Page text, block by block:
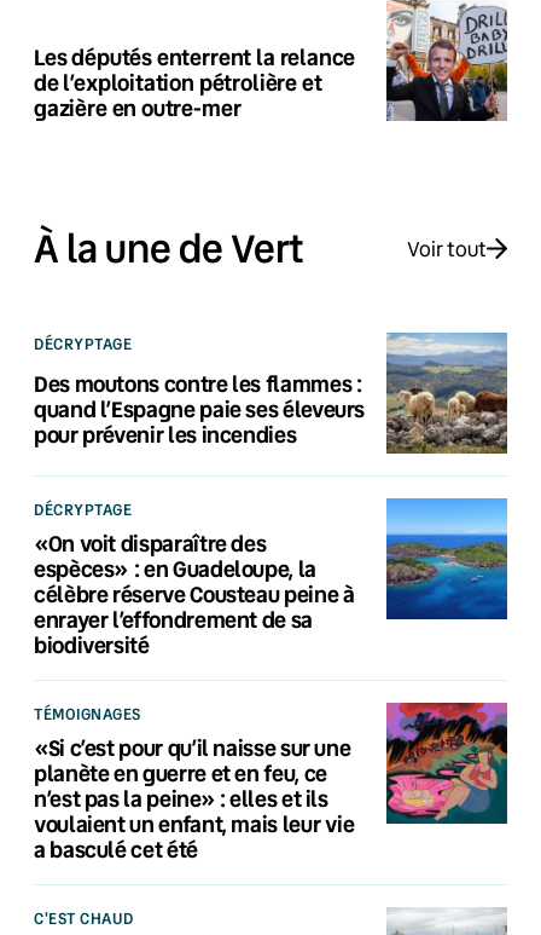
Les députés enterrent la relance
de l’exploitation pétrolière et
gazière en outre-mer
À la une de Vert Voir tout
DÉCRYPTAGE
Des moutons contre les flammes :
quand l’Espagne paie ses éleveurs
pour prévenir les incendies
DÉCRYPTAGE
«On voit disparaître des
espèces» : en Guadeloupe, la
célèbre réserve Cousteau peine à
enrayer l’effondrement de sa
biodiversité
TÉMOIGNAGES
«Si c’est pour qu’il naisse sur une
planète en guerre et en feu, ce
n’est pas la peine» : elles et ils
voulaient un enfant, mais leur vie
a basculé cet été
C'EST CHAUD